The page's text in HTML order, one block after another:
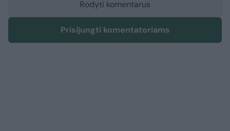
Rodyti komentarus
Prisijungti komentatoriams